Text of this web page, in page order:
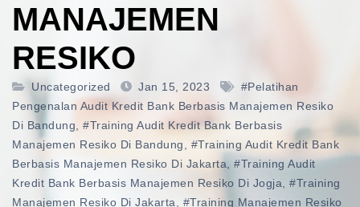
MANAJEMEN
RESIKO
Uncategorized Jan 15, 2023
#pelatihan
Pengenalan Audit Kredit Bank Berbasis Manajemen Resiko
Di Bandung
#training Audit Kredit Bank Berbasis
Manajemen Resiko Di Bandung
#training Audit Kredit Bank
Berbasis Manajemen Resiko Di Jakarta
#training Audit
Kredit Bank Berbasis Manajemen Resiko Di Jogja
#training
Manajemen Resiko Di Jakarta
#training Manajemen Resiko